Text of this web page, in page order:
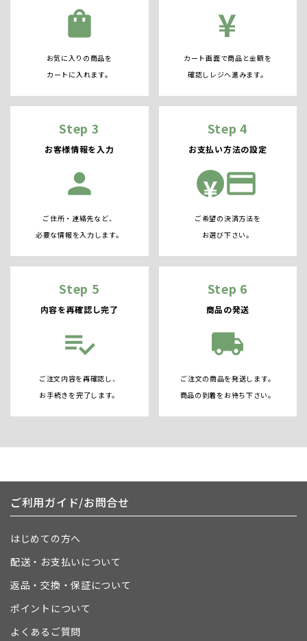
shopping_bag
お気に入りの商品を
カートに入れます。
¥
カート画面で商品と金額を
確認しレジへ進みます。
Step 3
お客様情報を入力
person
ご住所・連絡先など、
必要な情報を入力します。
Step 4
お支払い方法の設定
¥ credit_card
ご希望の決済方法を
お選び下さい。
Step 5
内容を再確認し完了
playlist_add_check
ご注文内容を再確認し、
お手続きを完了します。
Step 6
商品の発送
local_shipping
ご注文の商品を発送します。
商品の到着をお待ち下さい。
ご利用ガイド/お問合せ
はじめての方へ
配送・お支払いについて
返品・交換・保証について
ポイントについて
よくあるご質問